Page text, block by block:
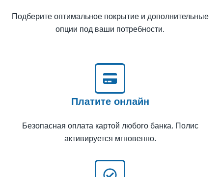
Подберите оптимальное покрытие и дополнительные
опции под ваши потребности.
Платите онлайн
Безопасная оплата картой любого банка. Полис
активируется мгновенно.